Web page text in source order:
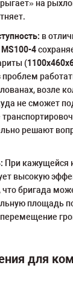
на
в
MS100-4
(
возле
не сможет
решают
При кажущейся
высокую
что бригада
площадь
для